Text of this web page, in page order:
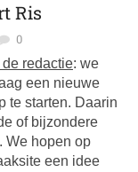
Ris
0
de redactie: we
een nieuwe
te starten. Daarin
of bijzondere
We hopen op
een idee